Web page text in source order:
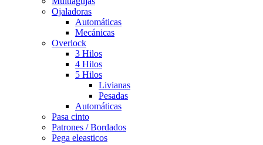
Ojaladoras
Automáticas
Mecánicas
Overlock
3 Hilos
4 Hilos
5 Hilos
Livianas
Pesadas
Automáticas
Pasa cinto
Patrones / Bordados
Pega eleasticos